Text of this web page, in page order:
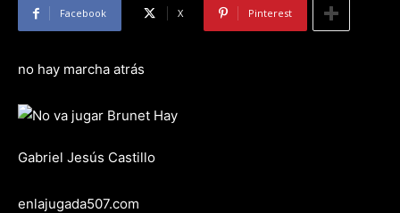
Facebook X Pinterest
no hay marcha atrás
Gabriel Jesús Castillo
enlajugada507.com